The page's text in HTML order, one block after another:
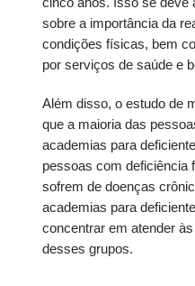
sobre a importância da
condições físicas, bem
por serviços de saúde e
Além disso, o estudo de
que a maioria das
academias para
pessoas com deficiência
sofrem de doenças
academias para
concentrar em atender
desses grupos.